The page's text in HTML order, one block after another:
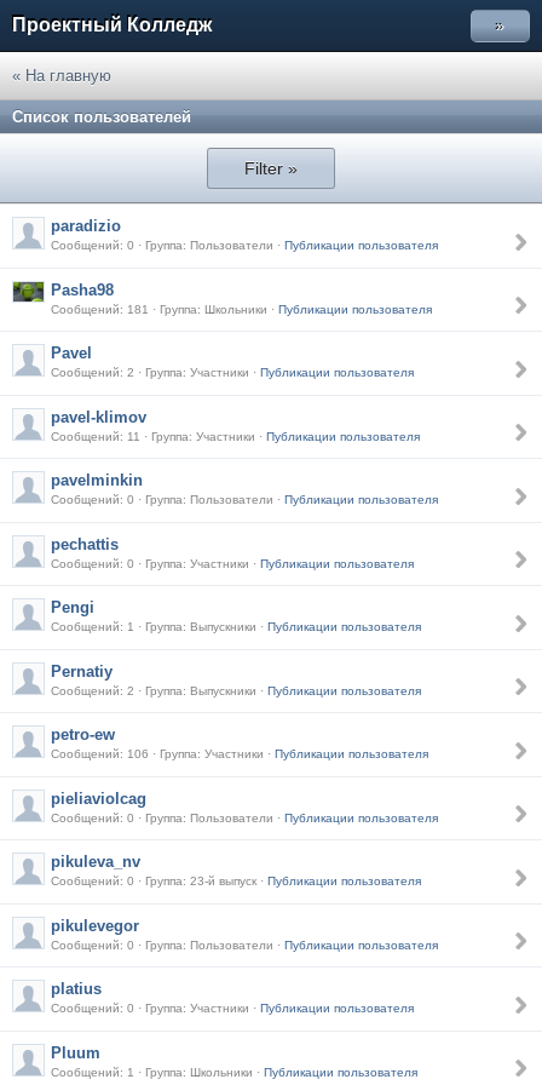
Проектный Колледж »
« На главную
Список пользователей
Filter »
paradizio
Сообщений: 0 · Группа: Пользователи · Публикации пользователя
Pasha98
Сообщений: 181 · Группа: Школьники · Публикации пользователя
Pavel
Сообщений: 2 · Группа: Участники · Публикации пользователя
pavel-klimov
Сообщений: 11 · Группа: Участники · Публикации пользователя
pavelminkin
Сообщений: 0 · Группа: Пользователи · Публикации пользователя
pechattis
Сообщений: 0 · Группа: Участники · Публикации пользователя
Pengi
Сообщений: 1 · Группа: Выпускники · Публикации пользователя
Pernatiy
Сообщений: 2 · Группа: Выпускники · Публикации пользователя
petro-ew
Сообщений: 106 · Группа: Участники · Публикации пользователя
pieliaviolcag
Сообщений: 0 · Группа: Пользователи · Публикации пользователя
pikuleva_nv
Сообщений: 0 · Группа: 23-й выпуск · Публикации пользователя
pikulevegor
Сообщений: 0 · Группа: Пользователи · Публикации пользователя
platius
Сообщений: 0 · Группа: Участники · Публикации пользователя
Pluum
Сообщений: 1 · Группа: Школьники · Публикации пользователя